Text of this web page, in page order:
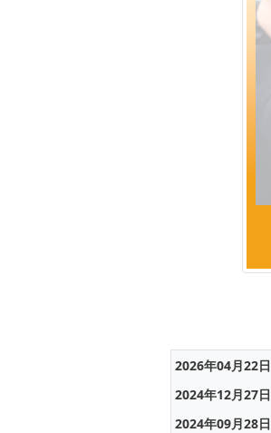
2026年04月22日
2024年12月27日
2024年09月28日